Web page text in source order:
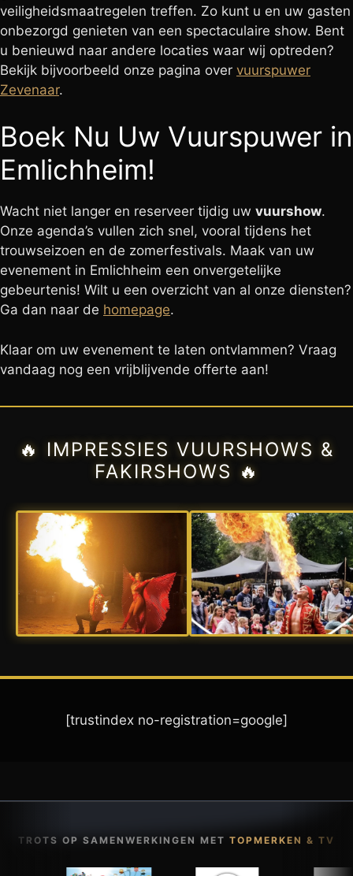
veiligheidsmaatregelen treffen. Zo kunt u en uw gasten
onbezorgd genieten van een spectaculaire show. Bent
u benieuwd naar andere locaties waar wij optreden?
Bekijk bijvoorbeeld onze pagina over vuurspuwer
Zevenaar.
Boek Nu Uw Vuurspuwer in
Emlichheim!
Wacht niet langer en reserveer tijdig uw vuurshow.
Onze agenda’s vullen zich snel, vooral tijdens het
trouwseizoen en de zomerfestivals. Maak van uw
evenement in Emlichheim een onvergetelijke
gebeurtenis! Wilt u een overzicht van al onze diensten?
Ga dan naar de homepage.
Klaar om uw evenement te laten ontvlammen? Vraag
vandaag nog een vrijblijvende offerte aan!
🔥 IMPRESSIES VUURSHOWS &
FAKIRSHOWS 🔥
[trustindex no-registration=google]
TROTS OP SAMENWERKINGEN MET TOPMERKEN & TV